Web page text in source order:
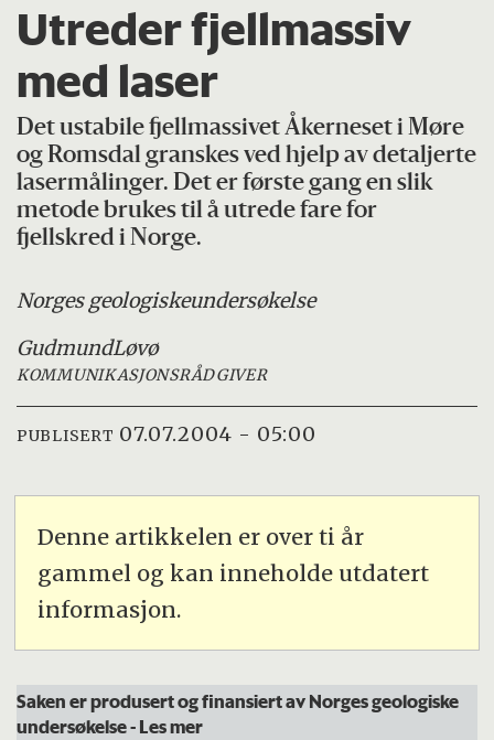
Utreder fjellmassiv
med laser
Det ustabile fjellmassivet Åkerneset i Møre
og Romsdal granskes ved hjelp av detaljerte
lasermålinger. Det er første gang en slik
metode brukes til å utrede fare for
fjellskred i Norge.
Norges geologiskeundersøkelse
GudmundLøvø
KOMMUNIKASJONSRÅDGIVER
PUBLISERT 07.07.2004 - 05:00
Denne artikkelen er over ti år
gammel og kan inneholde utdatert
informasjon.
Saken er produsert og finansiert av Norges geologiske
undersøkelse- Les mer